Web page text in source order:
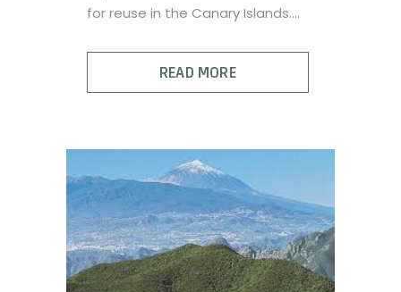
for reuse in the Canary Islands....
READ MORE